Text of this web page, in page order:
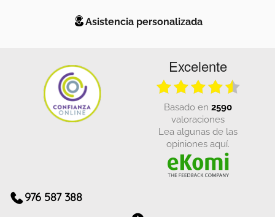
Asistencia personalizada
Excelente
basado en 2590
valoraciones
Lea algunas de las
opiniones aquí.
976 587 388